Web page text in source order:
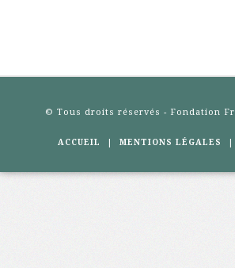
© Tous droits réservés - Fondation
ACCUEIL MENTIONS LÉGALES